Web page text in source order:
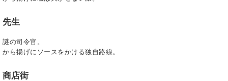
先生
謎の司令官。
から揚げにソースをかける独自路線。
商店街